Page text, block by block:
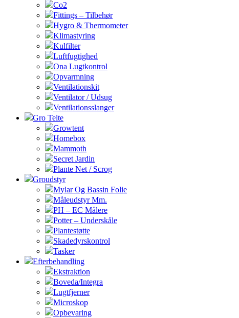
Co2
Fittings – Tilbehør
Hygro & Thermometer
Klimastyring
Kulfilter
Luftfugtighed
Ona Lugtkontrol
Opvarmning
Ventilationskit
Ventilator / Udsug
Ventilationsslanger
Gro Telte
Growtent
Homebox
Mammoth
Secret Jardin
Plante Net / Scrog
Groudstyr
Mylar Og Bassin Folie
Måleudstyr Mm.
PH – EC Målere
Potter – Underskåle
Plantestøtte
Skadedyrskontrol
Tasker
Efterbehandling
Ekstraktion
Boveda/Integra
Lugtfjerner
Microskop
Opbevaring